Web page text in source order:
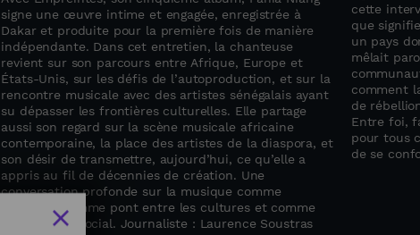
signe une œuvre intime et engagée, enregistrée à
Dakar et produite pour la première fois de manière
indépendante. Dans cet entretien, la chanteuse
revient sur son parcours entre Afrique, Europe et
États-Unis, sur les défis de l’autoproduction, et sur la
rencontre musicale avec des artistes sénégalais ayant
su dépasser les frontières culturelles. Elle partage
aussi son regard sur la scène musicale africaine
contemporaine, la place des artistes de la diaspora, et
son désir de transmettre, aujourd’hui, ce qu’elle a
appris au fil de décennies de création. Une
conversation profonde sur la musique comme
mémoire, comme pont entre les cultures et comme
engagement social. Journaliste : Laurence Soustras
cette
que
un pays
mêlait
comment
de
Entre foi,
pour tous
de se